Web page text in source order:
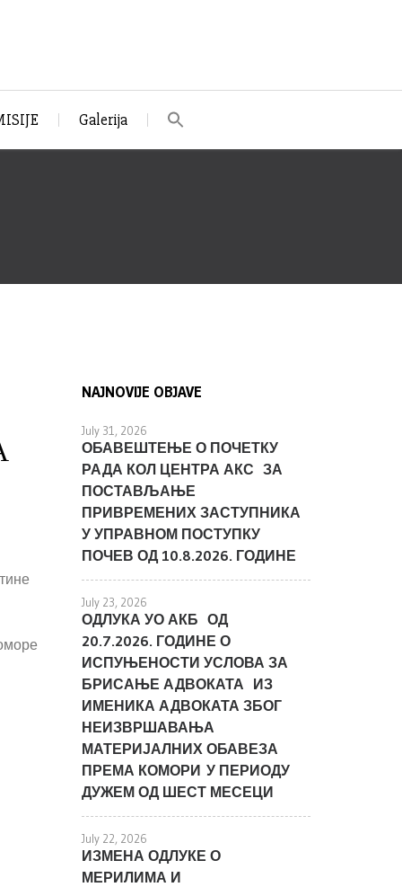
Galerija
NAJNOVIJE OBJAVE
July 31, 2026
ОБАВЕШТЕЊЕ О ПОЧЕТКУ
РАДА КОЛ ЦЕНТРА АКС ЗА
ПОСТАВЉАЊЕ
ПРИВРЕМЕНИХ ЗАСТУПНИКА
У УПРАВНОМ ПОСТУПКУ
ПОЧЕВ ОД 10.8.2026. ГОДИНЕ
July 23, 2026
ОДЛУКА УО АКБ ОД
20.7.2026. ГОДИНЕ О
ИСПУЊЕНОСТИ УСЛОВА ЗА
БРИСАЊЕ АДВОКАТА ИЗ
ИМЕНИКА АДВОКАТА ЗБОГ
НЕИЗВРШАВАЊА
МАТЕРИЈАЛНИХ ОБАВЕЗА
ПРЕМА КОМОРИ У ПЕРИОДУ
ДУЖЕМ ОД ШЕСТ МЕСЕЦИ
July 22, 2026
ИЗМЕНА ОДЛУКЕ О
МЕРИЛИМА И